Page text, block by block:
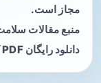
مجاز است.
منبع مقالات
دانلود رایگان PDF کتاب‌های پزشکی.